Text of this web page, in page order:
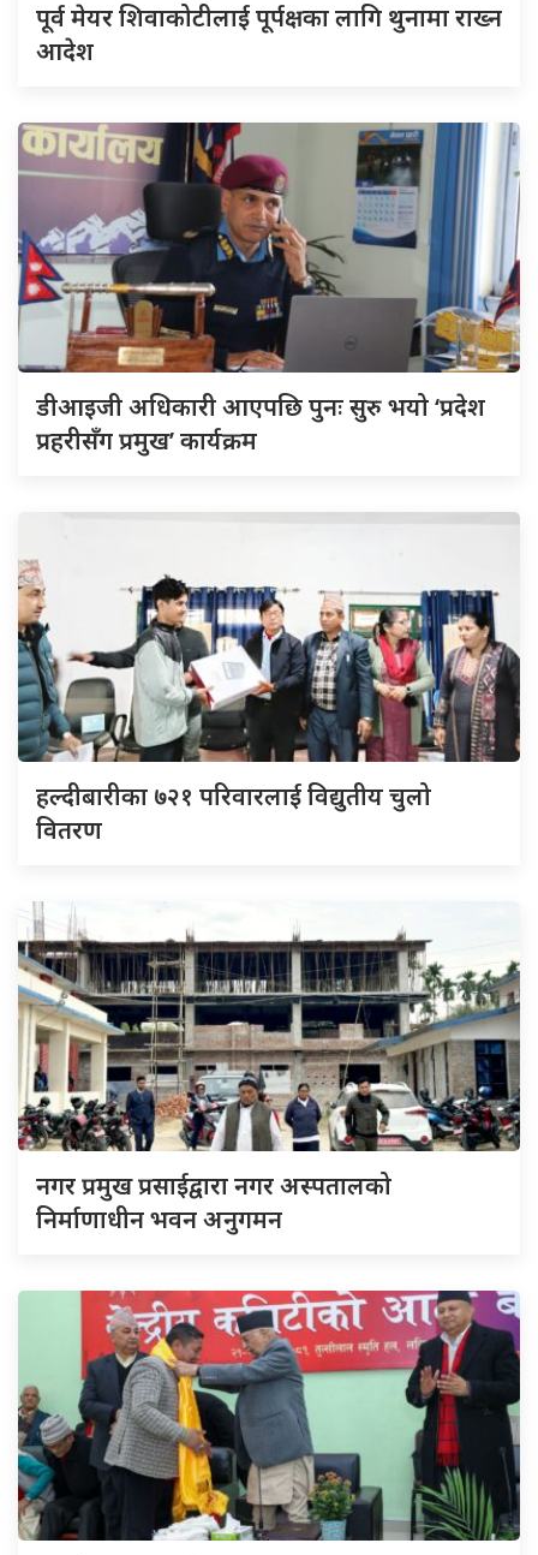
पूर्व मेयर शिवाकोटीलाई पूर्पक्षका लागि थुनामा राख्न
आदेश
डीआइजी अधिकारी आएपछि पुनः सुरु भयो ‘प्रदेश
प्रहरीसँग प्रमुख’ कार्यक्रम
हल्दीबारीका ७२१ परिवारलाई विद्युतीय चुलो
वितरण
नगर प्रमुख प्रसाईद्वारा नगर अस्पतालको
निर्माणाधीन भवन अनुगमन